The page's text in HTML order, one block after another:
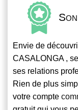
Envie de
CASALONGA ,
ses relations
Rien de plus
votre compte